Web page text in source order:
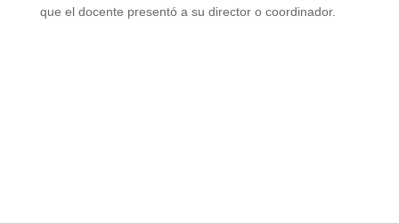
que el docente presentó a su director o coordinador.